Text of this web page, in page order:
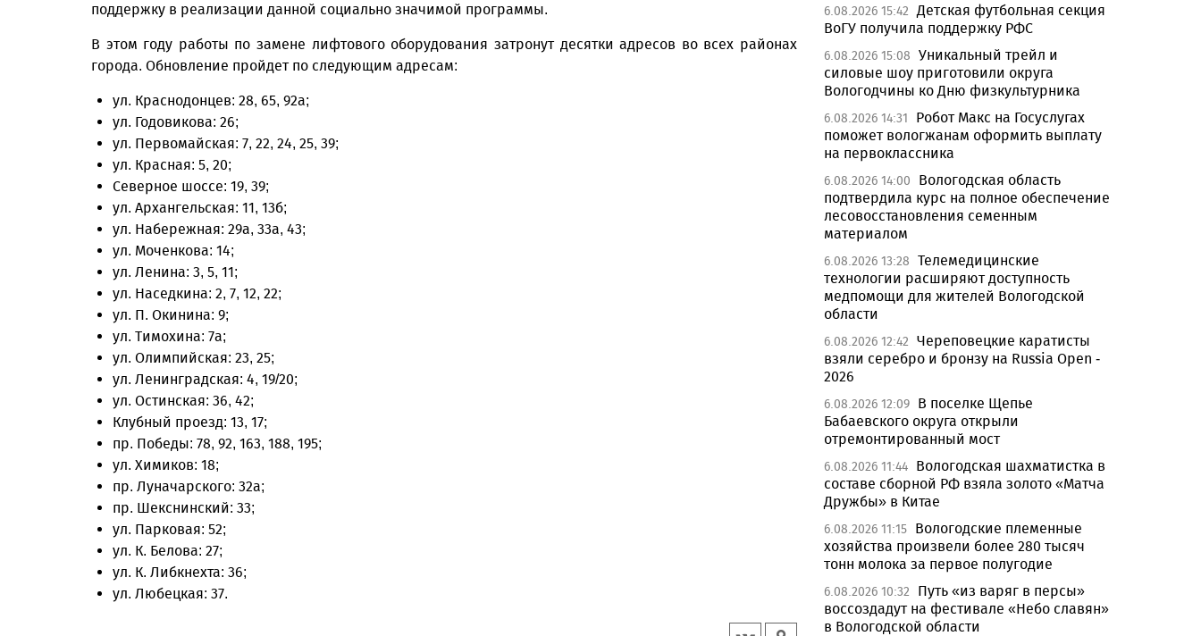
поддержку в реализации данной социально значимой программы.
В этом году работы по замене лифтового оборудования затронут десятки адресов во всех районах
города. Обновление пройдет по следующим адресам:
ул. Краснодонцев: 28, 65, 92а;
ул. Годовикова: 26;
ул. Первомайская: 7, 22, 24, 25, 39;
ул. Красная: 5, 20;
Северное шоссе: 19, 39;
ул. Архангельская: 11, 13б;
ул. Набережная: 29а, 33а, 43;
ул. Моченкова: 14;
ул. Ленина: 3, 5, 11;
ул. Наседкина: 2, 7, 12, 22;
ул. П. Окинина: 9;
ул. Тимохина: 7а;
ул. Олимпийская: 23, 25;
ул. Ленинградская: 4, 19/20;
ул. Остинская: 36, 42;
Клубный проезд: 13, 17;
пр. Победы: 78, 92, 163, 188, 195;
ул. Химиков: 18;
пр. Луначарского: 32а;
пр. Шекснинский: 33;
ул. Парковая: 52;
ул. К. Белова: 27;
ул. К. Либкнехта: 36;
ул. Любецкая: 37.
6.08.2026 15:42 Детская футбольная секция
ВоГУ получила поддержку РФС
6.08.2026 15:08 Уникальный трейл и
силовые шоу приготовили округа
Вологодчины ко Дню физкультурника
6.08.2026 14:31
Робот Макс на Госуслугах
поможет вологжанам оформить выплату
на первоклассника
6.08.2026 14:00
Вологодская область
подтвердила курс на полное обеспечение
лесовосстановления семенным
материалом
6.08.2026 13:28 Телемедицинские
технологии расширяют доступность
медпомощи для жителей Вологодской
области
6.08.2026 12:42 Череповецкие каратисты
взяли серебро и бронзу на Russia Open -
2026
6.08.2026 12:09 В поселке Щепье
Бабаевского округа открыли
отремонтированный мост
6.08.2026 11:44 Вологодская шахматистка в
составе сборной РФ взяла золото «Матча
Дружбы» в Китае
6.08.2026 11:15 Вологодские племенные
хозяйства произвели более 280 тысяч
тонн молока за первое полугодие
6.08.2026 10:32
Путь «из варяг в персы»
воссоздадут на фестивале «Небо славян»
в Вологодской области